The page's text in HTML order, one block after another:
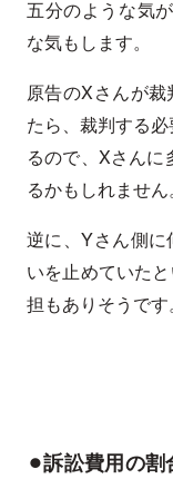
五分のような気
な気もします。
原告のXさんが
たら、裁判する
るので、Xさん
るかもしれません。
逆に、Yさん側
いを止めていた
担もありそうです。
⚫︎訴訟費用の